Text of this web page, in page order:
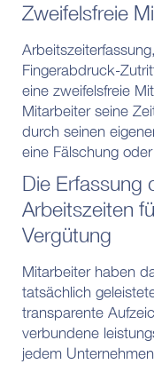
Zweifelsfreie
Fingerabdruck-
eine zweifelsfreie
Mitarbeiter seine
durch seinen
eine Fälschung
Die Erfassung
Arbeitszeiten
Vergütung
Mitarbeiter haben
tatsächlich
transparente
verbundene
jedem